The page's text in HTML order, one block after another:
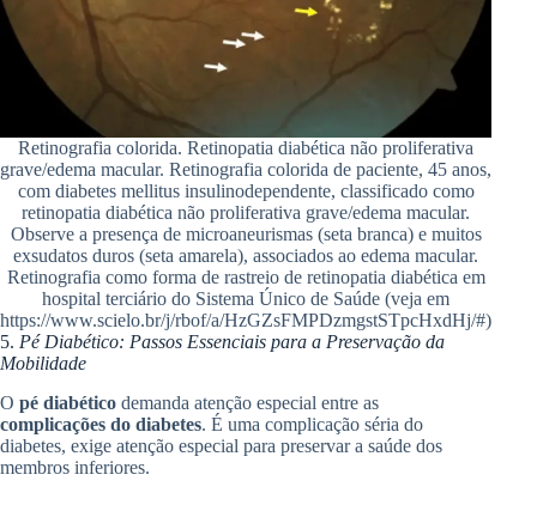
Retinografia colorida. Retinopatia diabética não proliferativa
grave/edema macular. Retinografia colorida de paciente, 45 anos,
com diabetes mellitus insulinodependente, classificado como
retinopatia diabética não proliferativa grave/edema macular.
Observe a presença de microaneurismas (seta branca) e muitos
exsudatos duros (seta amarela), associados ao edema macular.
Retinografia como forma de rastreio de retinopatia diabética em
hospital terciário do Sistema Único de Saúde (veja em
https://www.scielo.br/j/rbof/a/HzGZsFMPDzmgstSTpcHxdHj/#)
5. Pé Diabético: Passos Essenciais para a Preservação da
Mobilidade
O pé diabético demanda atenção especial entre as
complicações do diabetes. É uma complicação séria do
diabetes, exige atenção especial para preservar a saúde dos
membros inferiores.